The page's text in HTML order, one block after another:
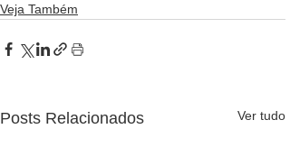
Veja Também
Posts Relacionados Ver tudo